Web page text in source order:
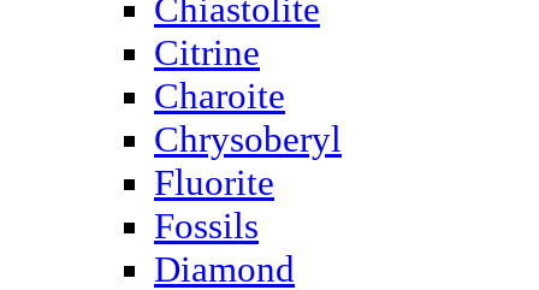
Chiastolite
Citrine
Charoite
Chrysoberyl
Fluorite
Fossils
Diamond